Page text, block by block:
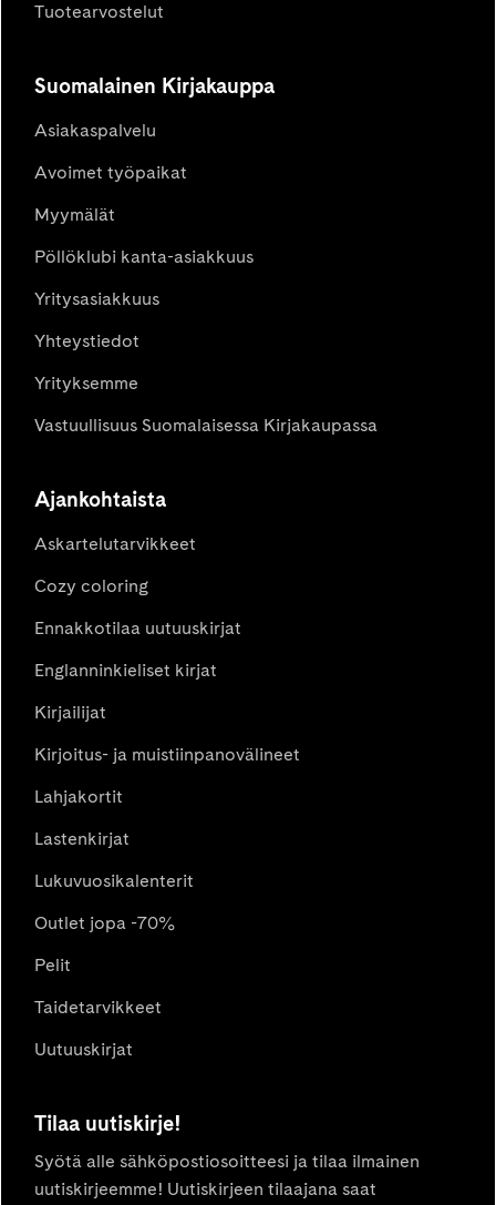
Tuotearvostelut
Suomalainen Kirjakauppa
Asiakaspalvelu
Avoimet työpaikat
Myymälät
Pöllöklubi kanta-asiakkuus
Yritysasiakkuus
Yhteystiedot
Yrityksemme
Vastuullisuus Suomalaisessa Kirjakaupassa
Ajankohtaista
Askartelutarvikkeet
Cozy coloring
Ennakkotilaa uutuuskirjat
Englanninkieliset kirjat
Kirjailijat
Kirjoitus- ja muistiinpanovälineet
Lahjakortit
Lastenkirjat
Lukuvuosikalenterit
Outlet jopa -70%
Pelit
Taidetarvikkeet
Uutuuskirjat
Tilaa uutiskirje!
Syötä alle sähköpostiosoitteesi ja tilaa ilmainen
uutiskirjeemme! Uutiskirjeen tilaajana saat